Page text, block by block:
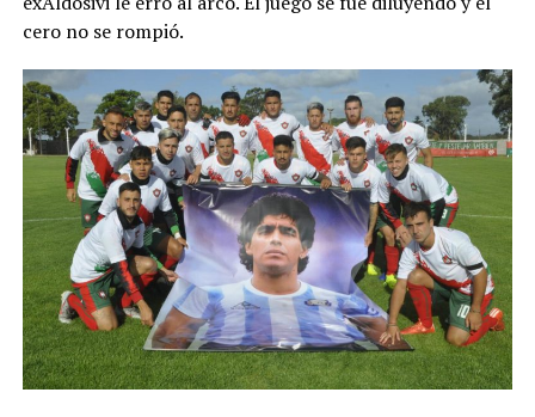
cero no se rompió.